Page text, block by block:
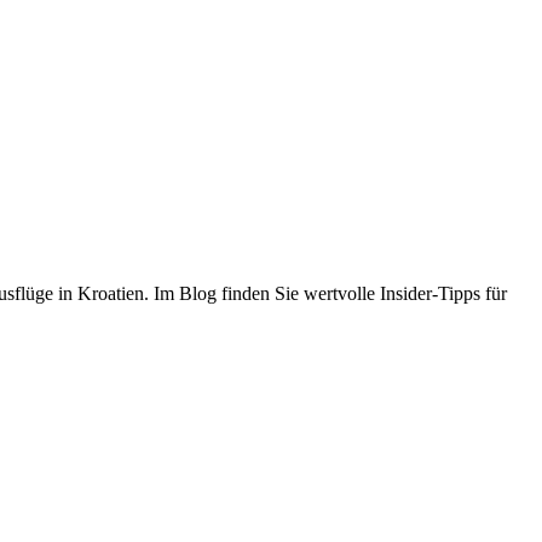
in Kroatien. Im Blog finden Sie wertvolle Insider-Tipps für